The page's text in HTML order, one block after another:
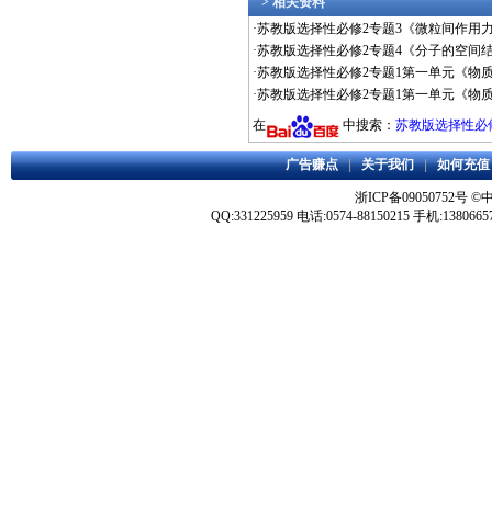
·苏教版选择性必修2专题3《微粒间作用
·苏教版选择性必修2专题4《分子的空间
·苏教版选择性必修2专题1第一单元《物
·苏教版选择性必修2专题1第一单元《物
在
中搜索： 苏教版选择性必
广告赚点|关于我们|如何充值
浙ICP备09050752号 ©
QQ:331225959 电话:0574-88150215 手机